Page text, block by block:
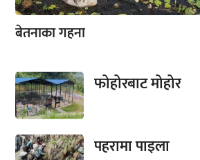
बेतनाका गहना
फोहोरबाट मोहोर
पहरामा पाइला